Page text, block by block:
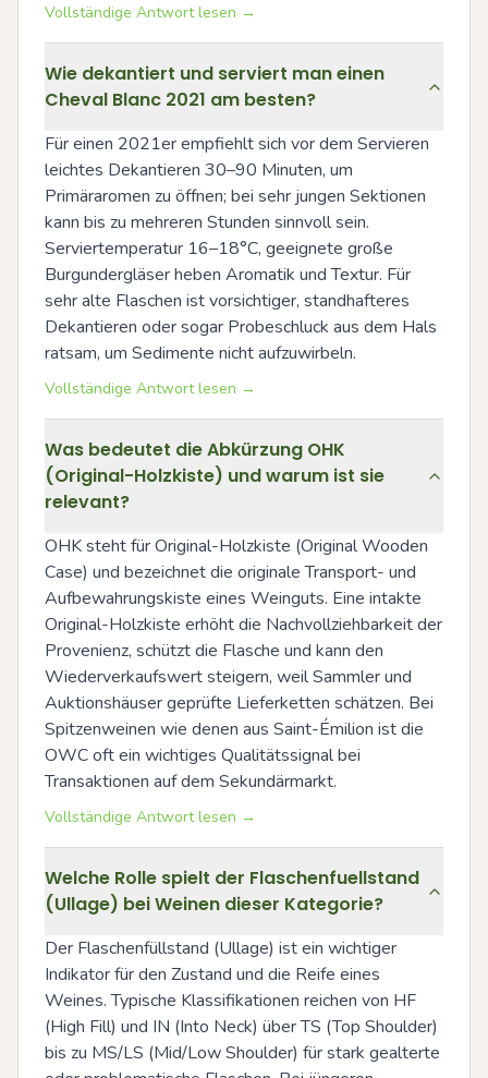
Vollständige Antwort lesen →
Wie dekantiert und serviert man einen
Cheval Blanc 2021 am besten?
Für einen 2021er empfiehlt sich vor dem Servieren
leichtes Dekantieren 30–90 Minuten, um
Primäraromen zu öffnen; bei sehr jungen Sektionen
kann bis zu mehreren Stunden sinnvoll sein.
Serviertemperatur 16–18°C, geeignete große
Burgundergläser heben Aromatik und Textur. Für
sehr alte Flaschen ist vorsichtiger, standhafteres
Dekantieren oder sogar Probeschluck aus dem Hals
ratsam, um Sedimente nicht aufzuwirbeln.
Vollständige Antwort lesen →
Was bedeutet die Abkürzung OHK
(Original-Holzkiste) und warum ist sie
relevant?
OHK steht für Original-Holzkiste (Original Wooden
Case) und bezeichnet die originale Transport- und
Aufbewahrungskiste eines Weinguts. Eine intakte
Original-Holzkiste erhöht die Nachvollziehbarkeit der
Provenienz, schützt die Flasche und kann den
Wiederverkaufswert steigern, weil Sammler und
Auktionshäuser geprüfte Lieferketten schätzen. Bei
Spitzenweinen wie denen aus Saint-Émilion ist die
OWC oft ein wichtiges Qualitätssignal bei
Transaktionen auf dem Sekundärmarkt.
Vollständige Antwort lesen →
Welche Rolle spielt der Flaschenfuellstand
(Ullage) bei Weinen dieser Kategorie?
Der Flaschenfüllstand (Ullage) ist ein wichtiger
Indikator für den Zustand und die Reife eines
Weines. Typische Klassifikationen reichen von HF
(High Fill) und IN (Into Neck) über TS (Top Shoulder)
bis zu MS/LS (Mid/Low Shoulder) für stark gealterte